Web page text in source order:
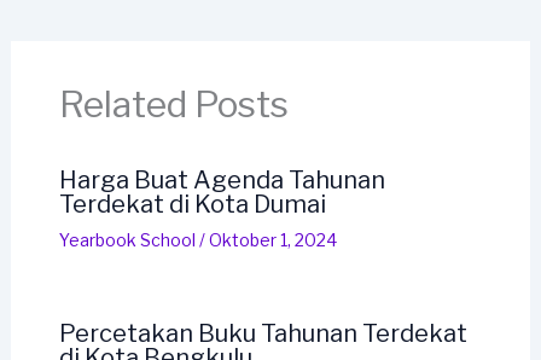
Related Posts
Harga Buat Agenda Tahunan
Terdekat di Kota Dumai
Yearbook School /Oktober 1, 2024
Percetakan Buku Tahunan Terdekat